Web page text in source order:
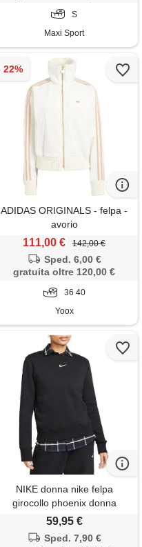
S
Maxi Sport
ADIDAS ORIGINALS - felpa -
avorio
111,00 € 142,00 €
Sped. 6,00 €
gratuita oltre 120,00 €
36 40
Yoox
NIKE donna nike felpa
girocollo phoenix donna
59,95 €
Sped. 7,90 €